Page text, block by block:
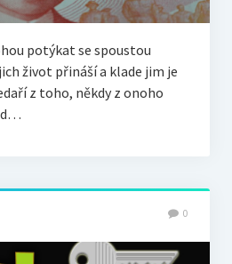
potýkat se spoustou
život přináší a klade jim je
z toho, někdy z onoho
0